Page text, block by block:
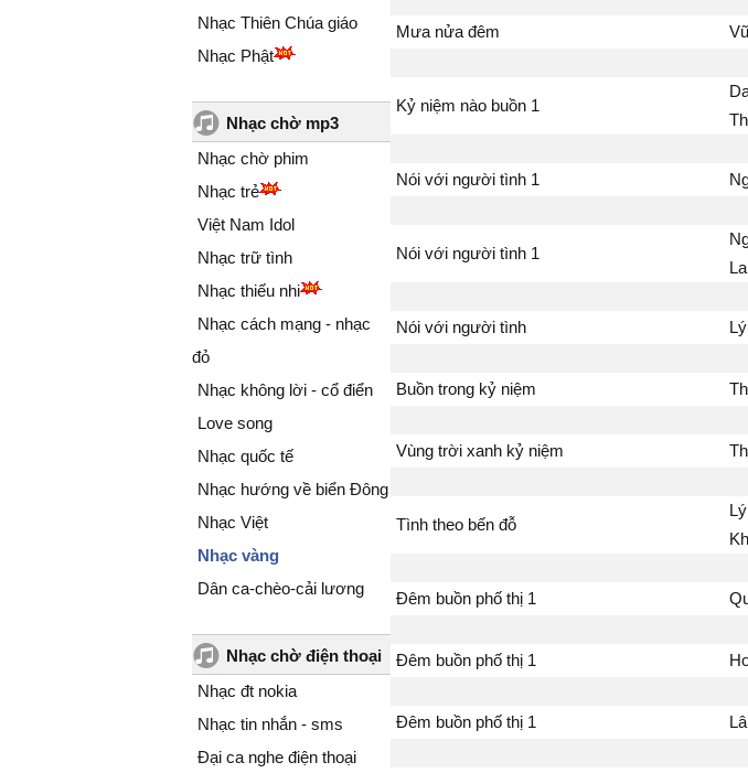
Nhạc Thiên Chúa giáo
Nhạc Phật
Nhạc chờ mp3
Nhạc chờ phim
Nhạc trẻ
Việt Nam Idol
Nhạc trữ tình
Nhạc thiếu nhi
Nhạc cách mạng - nhạc
đỏ
Nhạc không lời - cổ điển
Love song
Nhạc quốc tế
Nhạc hướng về biển Đông
Nhạc Việt
Nhạc vàng
Dân ca-chèo-cải lương
Nhạc chờ điện thoại
Nhạc đt nokia
Nhạc tin nhắn - sms
Đại ca nghe điện thoại
Mưa nửa đêm
Kỷ niệm nào buồn 1
Nói với người tình 1
Nói với người tình 1
Nói với người tình
Buồn trong kỷ niệm
Vùng trời xanh kỷ niệm
Tình theo bến đỗ
Đêm buồn phố thị 1
Đêm buồn phố thị 1
Đêm buồn phố thị 1